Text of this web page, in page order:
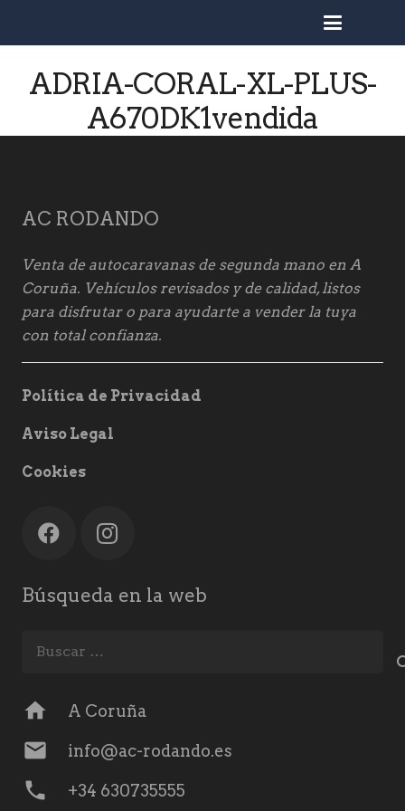
ADRIA-CORAL-XL-PLUS-
A670DK1vendida
AC RODANDO
Venta de autocaravanas de segunda mano en A
Coruña. Vehículos revisados y de calidad, listos
para disfrutar o para ayudarte a vender la tuya
con total confianza.
Política de Privacidad
Aviso Legal
Cookies
Búsqueda en la web
home A Coruña
mail info@ac-rodando.es
phone +34 630735555